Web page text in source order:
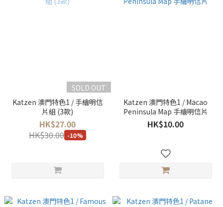
SOLD OUT
Katzen 澳門特色1 / 手繪明信
片組 (3款)
HK$27.00
HK$30.00 -10%
Katzen 澳門特色1 / Macao
Peninsula Map 手繪明信片
HK$10.00